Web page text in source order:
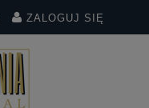
ZALOGUJ SIĘ